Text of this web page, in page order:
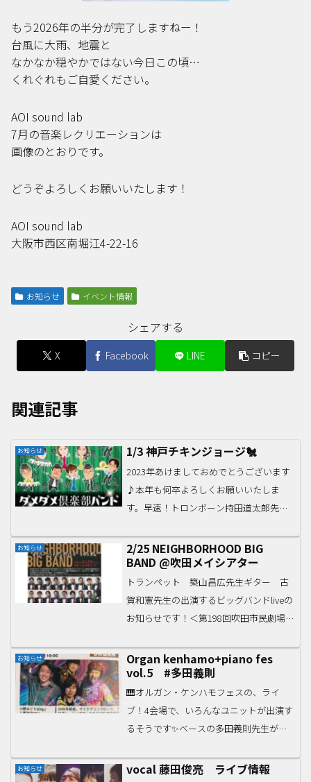
もう2026年の半分が完了しますねー！
台風に大雨、地震と
なかなか穏やかではない今日この頃…
くれぐれもご自愛ください。
AOI sound lab
7月の音楽レクリエーションは
画像のとおりです。
どうぞよろしくお願いいたします！
AOI sound lab
大阪市西区南堀江4-22-16
お知らせ イベント情報
シェアする
X Facebook LINE コピー
関連記事
お知らせ 1/3 神戸チキンジョージ🐔
2023年あけましておめでとうございます
♪本年も何卒よろしくお願いいたしま
す。早速！トロンボーン持田道太郎先生
⛩*****ダメダメ倶楽部バンド 年に一度の
新春スペシャルライブ!! 2023/01/03(Tu...
お知らせ
2/25 NEIGHBORHOOD BIG
BAND @吹田メイシアター
トランペット 築山昌広先生ギター 古
賀和憲先生の出演するビッグバンドliveの
お知らせです！＜第198回吹田市民劇場
ーフッド・ビッグバンド」リサイタル
2023年2月25日（土）15:15開場 / 16:...
お知らせ
Organ kenhamo+piano fes
vol.5 #多田義則
🎹オルガン・ケンハモフェスの、ライ
ブ！4会場で、いろんなユニットが出演す
るそうです✨ベースの多田義則先生が出
TAKE 5 吹田・江坂Organ kenhamo+piano
お知らせ vocal 藤田俊亮 ライブ情報